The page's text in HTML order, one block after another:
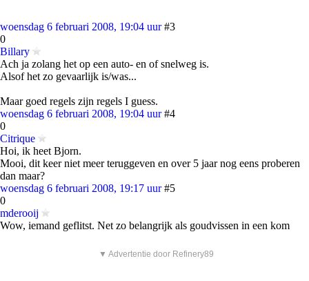
woensdag 6 februari 2008, 19:04 uur #3
0
Billary
Ach ja zolang het op een auto- en of snelweg is.
Alsof het zo gevaarlijk is/was...
Maar goed regels zijn regels I guess.
woensdag 6 februari 2008, 19:04 uur #4
0
Citrique
Hoi, ik heet Bjorn.
Mooi, dit keer niet meer teruggeven en over 5 jaar nog eens proberen
dan maar?
woensdag 6 februari 2008, 19:17 uur #5
0
mderooij
Wow, iemand geflitst. Net zo belangrijk als goudvissen in een kom
▼ Advertentie door Refinery89